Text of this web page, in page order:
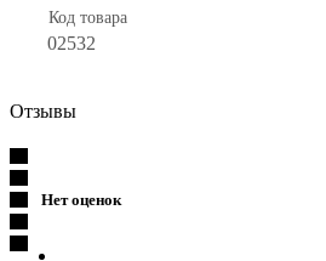
Код товара
02532
Отзывы
Нет оценок